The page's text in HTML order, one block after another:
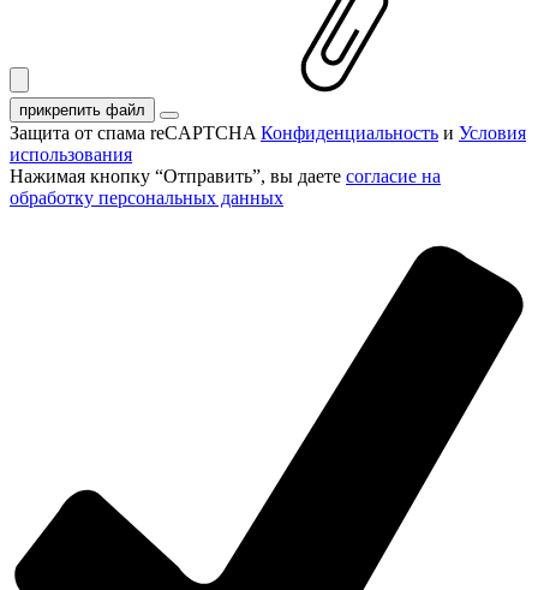
прикрепить файл
Защита от спама reCAPTCHA Конфиденциальность и Условия
использования
Нажимая кнопку “Отправить”, вы даете согласие на
обработку персональных данных